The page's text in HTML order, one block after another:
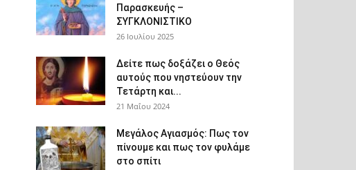
Παρασκευής –
ΣΥΓΚΛΟΝΙΣΤΙΚΟ
26 Ιουλίου 2025
Δείτε πως δοξάζει ο Θεός
αυτούς που νηστεύουν την
Τετάρτη και...
21 Μαΐου 2024
Μεγάλος Αγιασμός: Πως τον
πίνουμε και πως τον φυλάμε
στο σπίτι